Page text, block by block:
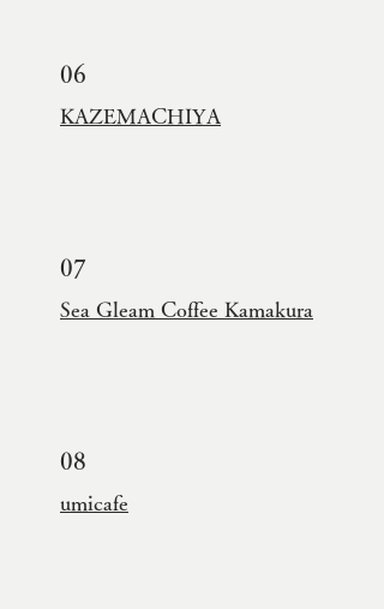
06
KAZEMACHIYA
07
Sea Gleam Coffee Kamakura
08
umicafe